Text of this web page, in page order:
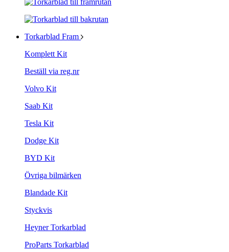
Torkarblad Fram
Komplett Kit
Beställ via reg.nr
Volvo Kit
Saab Kit
Tesla Kit
Dodge Kit
BYD Kit
Övriga bilmärken
Blandade Kit
Styckvis
Heyner Torkarblad
ProParts Torkarblad